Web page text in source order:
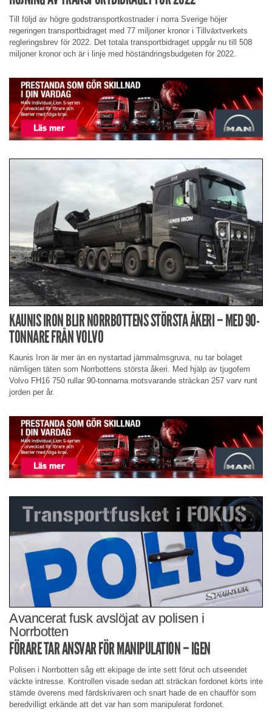
Till följd av högre godstransportkostnader i norra Sverige höjer
regeringen transportbidraget med 77 miljoner kronor i Tillväxtverkets
regleringsbrev för 2022. Det totala transportbidraget uppgår nu till 508
miljoner kronor och är i linje med höständringsbudgeten för 2022.
KAUNIS IRON BLIR NORRBOTTENS STÖRSTA ÅKERI – MED 90-
TONNARE FRÅN VOLVO
Kaunis Iron är mer än en nystartad järnmalmsgruva, nu tar bolaget
nämligen täten som Norrbottens största åkeri. Med hjälp av tjugofem
Volvo FH16 750 rullar 90-tonnarna motsvarande sträckan 257 varv runt
jorden per år.
Avancerat fusk avslöjat av polisen i
Norrbotten
FÖRARE TAR ANSVAR FÖR MANIPULATION – IGEN
Polisen i Norrbotten såg ett ekipage de inte sett förut och utseendet
väckte intresse. Kontrollen visade sedan att sträckan fordonet körts inte
stämde överens med färdskrivaren och snart hade de en chaufför som
beredvilligt erkände att det var han som manipulerat fordonet.